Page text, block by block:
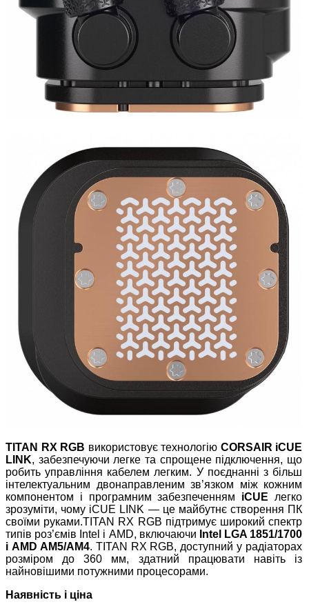
TITAN RX RGB використовує технологію CORSAIR iCUE
LINK, забезпечуючи легке та спрощене підключення, що
робить управління кабелем легким. У поєднанні з більш
інтелектуальним двонаправленим зв’язком між кожним
компонентом і програмним забезпеченням iCUE легко
зрозуміти, чому iCUE LINK — це майбутнє створення ПК
своїми руками.TITAN RX RGB підтримує широкий спектр
типів роз’ємів Intel і AMD, включаючи Intel LGA 1851/1700
і AMD AM5/AM4. TITAN RX RGB, доступний у радіаторах
розміром до 360 мм, здатний працювати навіть із
найновішими потужними процесорами.
Наявність і ціна